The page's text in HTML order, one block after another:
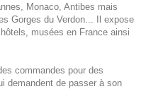
Monaco, Antibes mais
Gorges du Verdon... Il expose
musées en France ainsi
commandes pour des
demandent de passer à son